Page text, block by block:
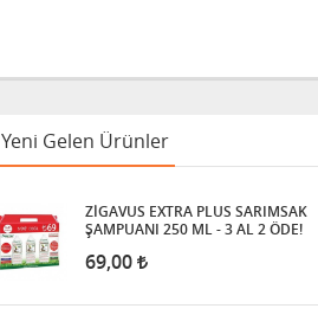
Yeni Gelen Ürünler
ZİGAVUS EXTRA PLUS SARIMSAK
ŞAMPUANI 250 ML - 3 AL 2 ÖDE!
69,00